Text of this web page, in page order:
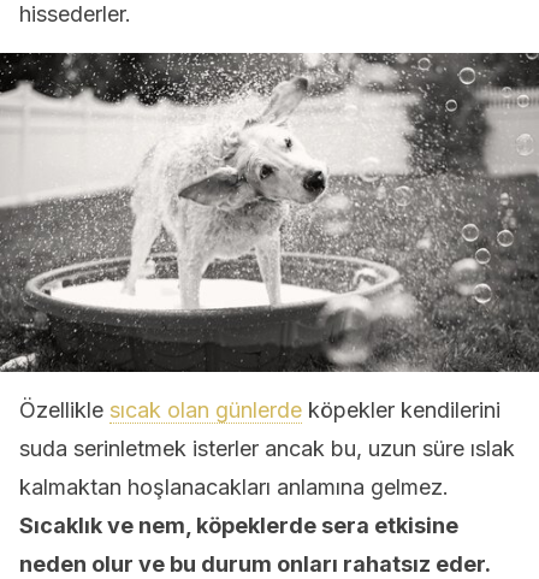
hissederler.
Özellikle sıcak olan günlerde köpekler kendilerini
suda serinletmek isterler ancak bu, uzun süre ıslak
kalmaktan hoşlanacakları anlamına gelmez.
Sıcaklık ve nem, köpeklerde sera etkisine
neden olur ve bu durum onları rahatsız eder.